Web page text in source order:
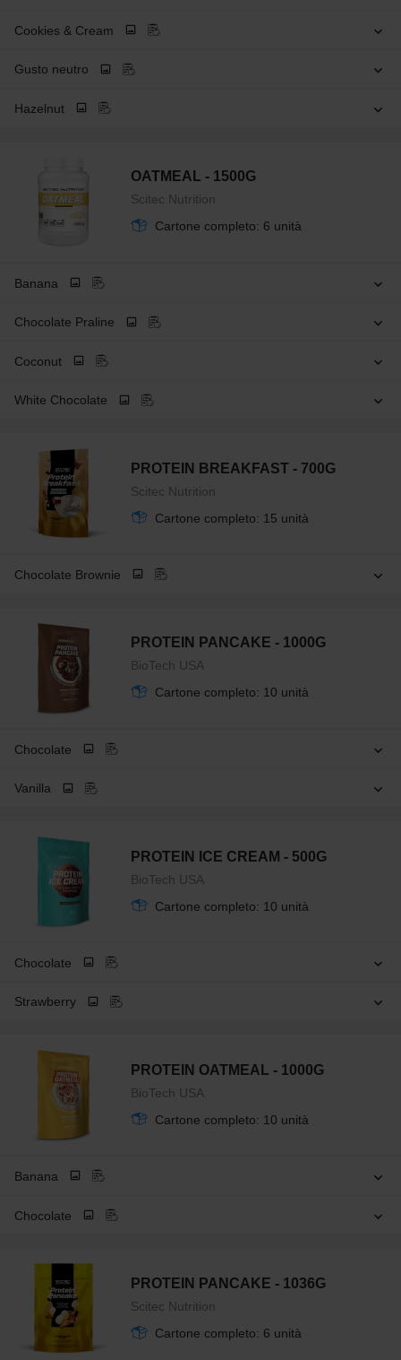
Cookies & Cream
Gusto neutro
Hazelnut
OATMEAL - 1500G
Scitec Nutrition
Cartone completo: 6 unità
Banana
Chocolate Praline
Coconut
White Chocolate
PROTEIN BREAKFAST - 700G
Scitec Nutrition
Cartone completo: 15 unità
Chocolate Brownie
PROTEIN PANCAKE - 1000G
BioTech USA
Cartone completo: 10 unità
Chocolate
Vanilla
PROTEIN ICE CREAM - 500G
BioTech USA
Cartone completo: 10 unità
Chocolate
Strawberry
PROTEIN OATMEAL - 1000G
BioTech USA
Cartone completo: 10 unità
Banana
Chocolate
PROTEIN PANCAKE - 1036G
Scitec Nutrition
Cartone completo: 6 unità